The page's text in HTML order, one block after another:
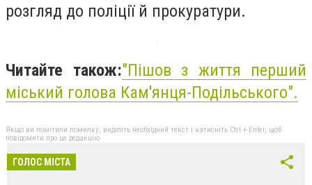
розгляд до поліції й прокуратури.
Читайте також:"Пішов з життя перший
міський голова Кам'янця-Подільського".
Якщо ви помітили помилку, виділіть необхідний текст і натисніть Ctrl + Enter, щоб
повідомити про це редакцію
ГОЛОС МІСТА